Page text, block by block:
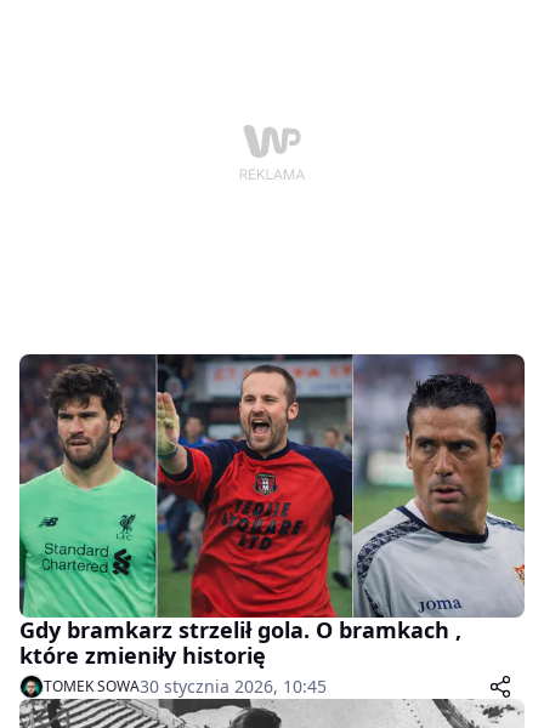
Gdy bramkarz strzelił gola. O bramkach ,
które zmieniły historię
TOMEK SOWA30 stycznia 2026, 10:45